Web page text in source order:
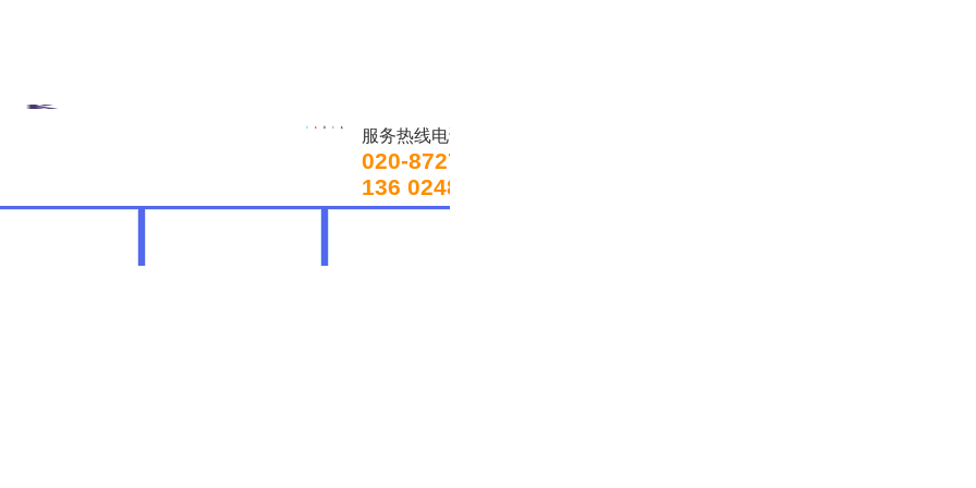
服务热线电话
020-87271885
136 0248 3977